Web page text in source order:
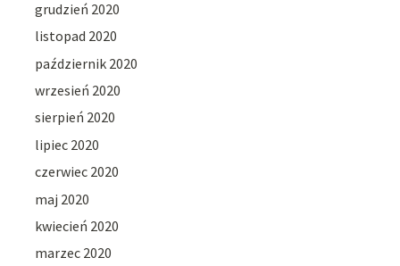
grudzień 2020
listopad 2020
październik 2020
wrzesień 2020
sierpień 2020
lipiec 2020
czerwiec 2020
maj 2020
kwiecień 2020
marzec 2020